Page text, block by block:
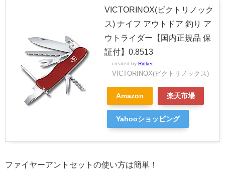
VICTORINOX(ビクトリノック
ス) ナイフ アウトドア 釣り ア
ウトライダー【国内正規品 保
証付】0.8513
created by Rinker
VICTORINOX(ビクトリノックス)
Amazon 楽天市場
Yahooショッピング
ファイヤーアントセットの使い方は簡単！